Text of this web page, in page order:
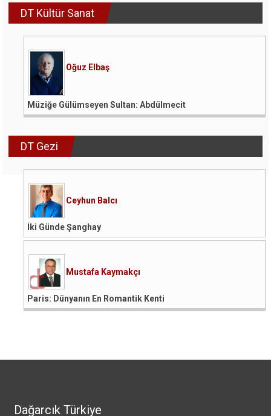
DT Kültür Sanat
Oğuz Elbaş
Müziğe Gülümseyen Sultan: Abdülmecit
DT Gezi
Ceyhun Balcı
İki Günde Şanghay
Mustafa Kaymakçı
Paris: Dünyanın En Romantik Kenti
Dağarcık Türkiye